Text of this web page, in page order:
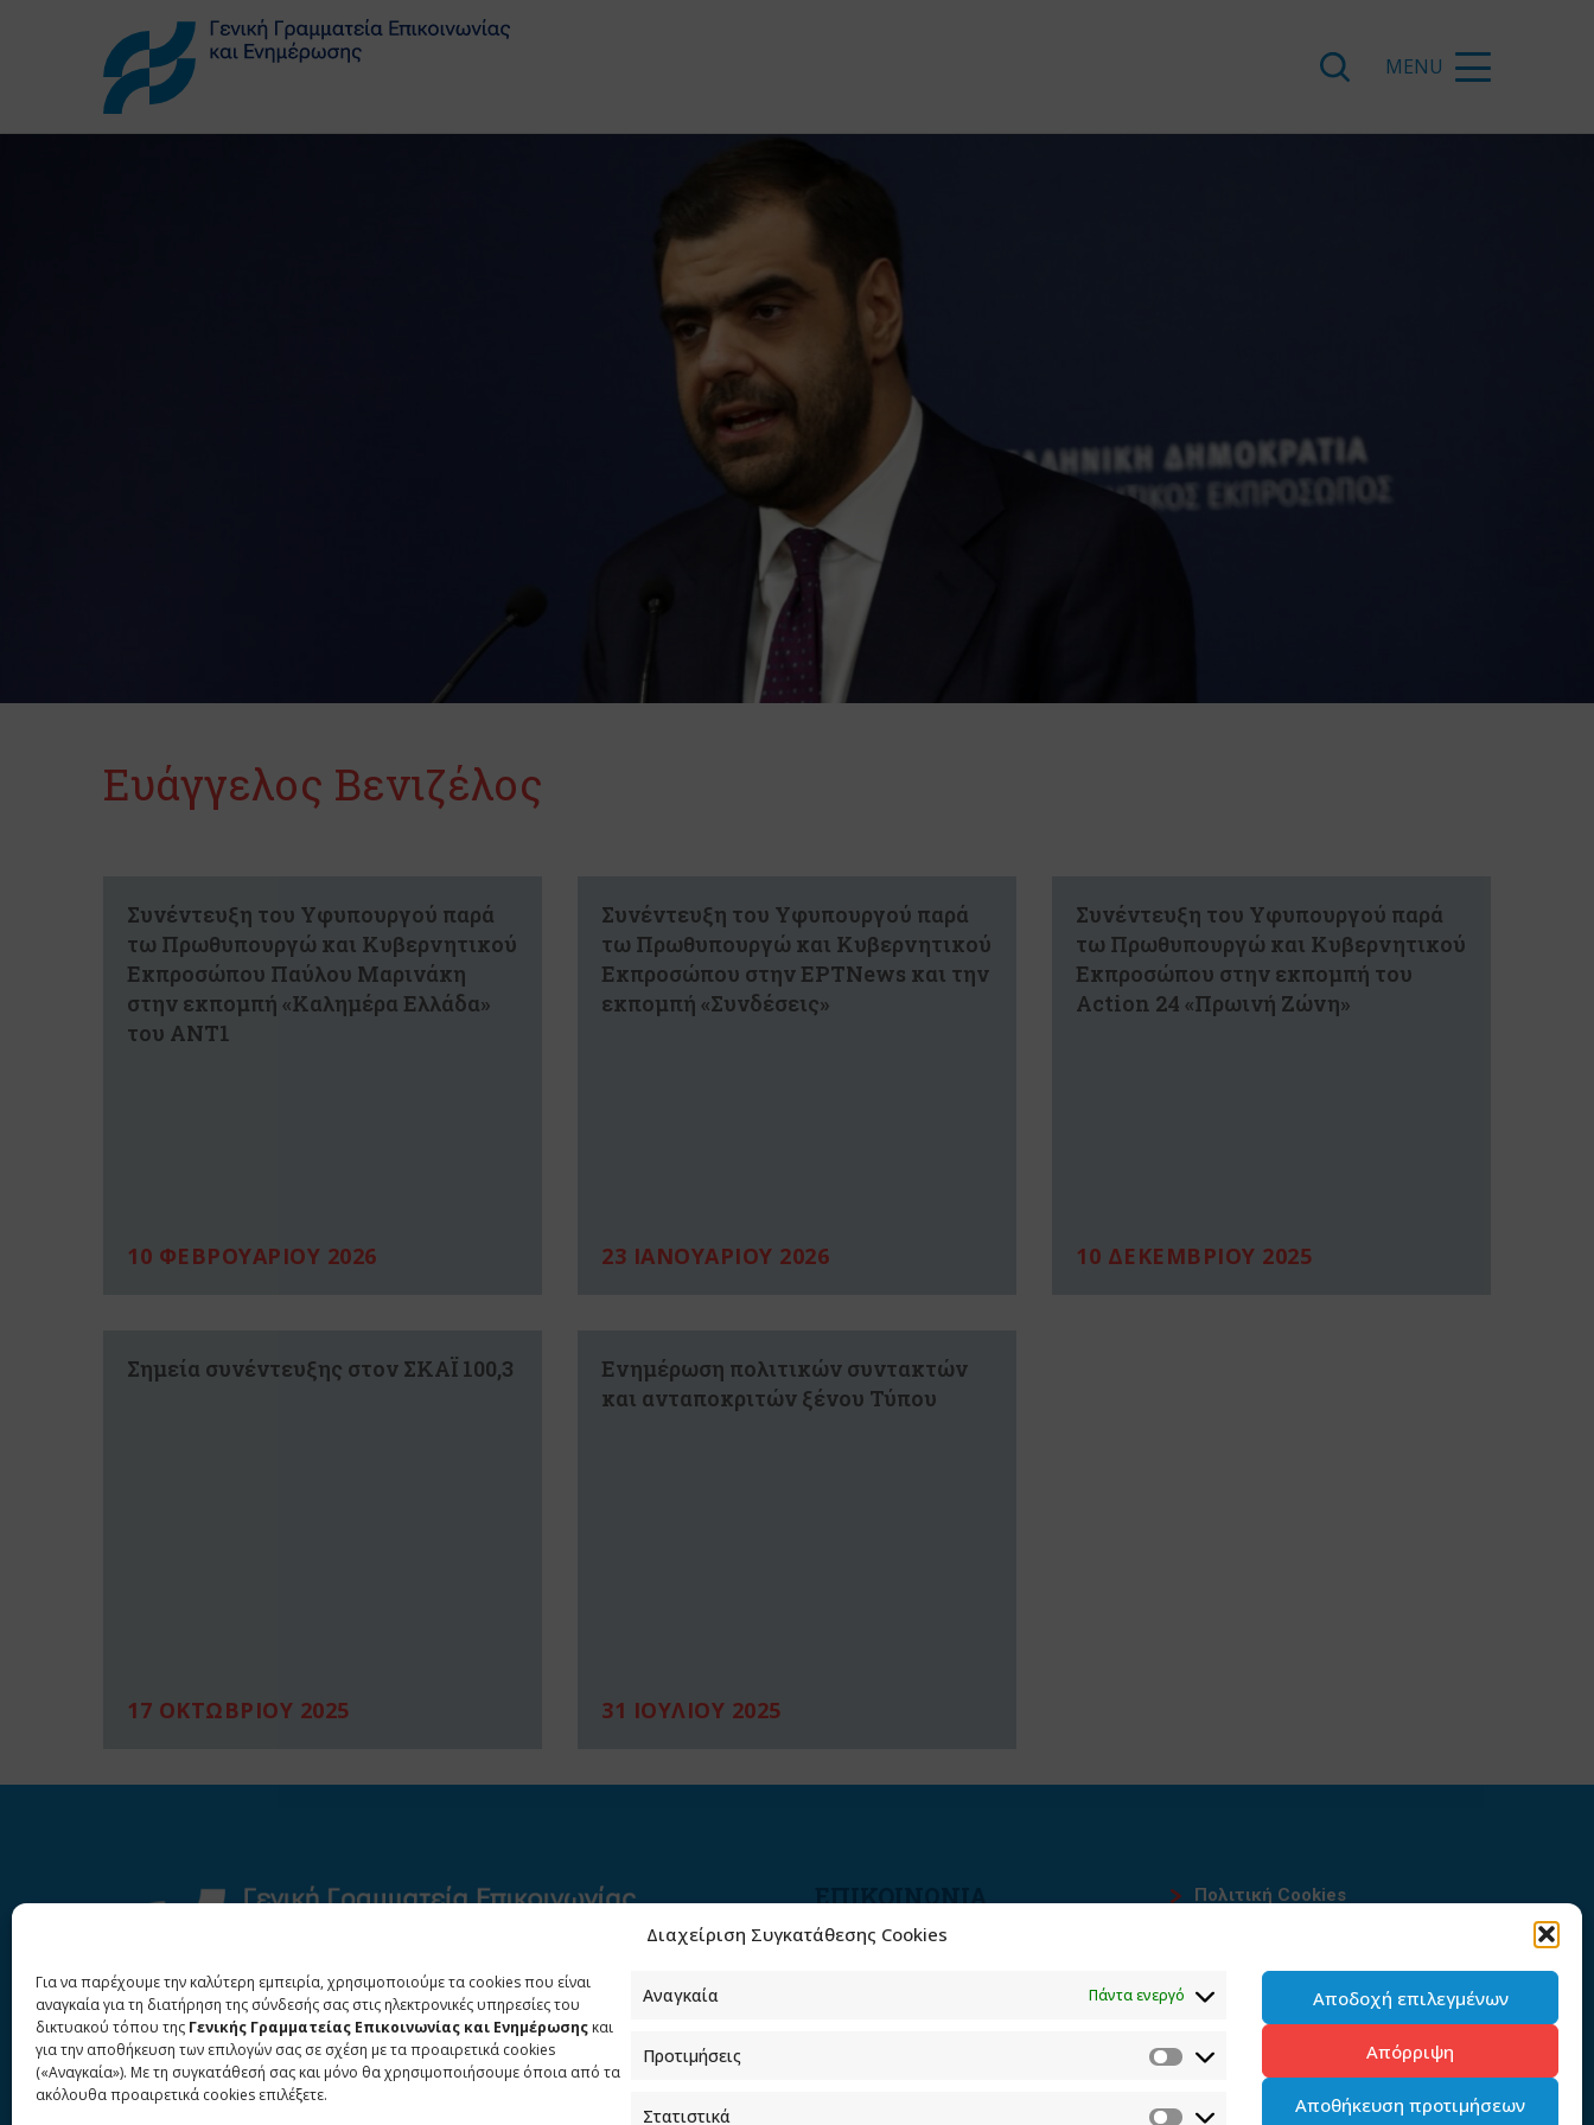
Διαχείριση Συγκατάθεσης Cookies
Για να παρέχουμε την καλύτερη εμπειρία, χρησιμοποιούμε τα cookies που είναι
αναγκαία για τη διατήρηση της σύνδεσής σας στις ηλεκτρονικές υπηρεσίες του
δικτυακού τόπου της Γενικής Γραμματείας Επικοινωνίας και Ενημέρωσης και
για την αποθήκευση των επιλογών σας σε σχέση με τα προαιρετικά cookies
(«Αναγκαία»). Με τη συγκατάθεσή σας και μόνο θα χρησιμοποιήσουμε όποια από τα
ακόλουθα προαιρετικά cookies επιλέξετε.
Αναγκαία Πάντα ενεργό
Προτιμήσεις
Στατιστικά
Αποδοχή επιλεγμένων
Απόρριψη
Αποθήκευση προτιμήσεων
Ευάγγελος Βενιζέλος
Συνέντευξη του Υφυπουργού παρά
τω Πρωθυπουργώ και Κυβερνητικού
Εκπροσώπου Παύλου Μαρινάκη
στην εκπομπή «Καλημέρα Ελλάδα»
του ΑΝΤ1
10 ΦΕΒΡΟΥΑΡΙΟΥ 2026
Συνέντευξη του Υφυπουργού παρά
τω Πρωθυπουργώ και Κυβερνητικού
Εκπροσώπου στην ΕΡΤNews και την
εκπομπή «Συνδέσεις»
23 ΙΑΝΟΥΑΡΙΟΥ 2026
Συνέντευξη του Υφυπουργού παρά
τω Πρωθυπουργώ και Κυβερνητικού
Εκπροσώπου στην εκπομπή του
Action 24 «Πρωινή Ζώνη»
10 ΔΕΚΕΜΒΡΙΟΥ 2025
Σημεία συνέντευξης στον ΣΚΑΪ 100,3
17 ΟΚΤΩΒΡΙΟΥ 2025
Ενημέρωση πολιτικών συντακτών
και ανταποκριτών ξένου Τύπου
31 ΙΟΥΛΙΟΥ 2025
ΕΠΙΚΟΙΝΩΝΙΑ
Φραγκούδη 11 & Αλεξάνδρου
Πολιτική Cookies
Πολιτική προστασίας
προσωπικών δεδομένων του
παρόντος ιστότοπου
Διαχείρηση συγκατάθεσης